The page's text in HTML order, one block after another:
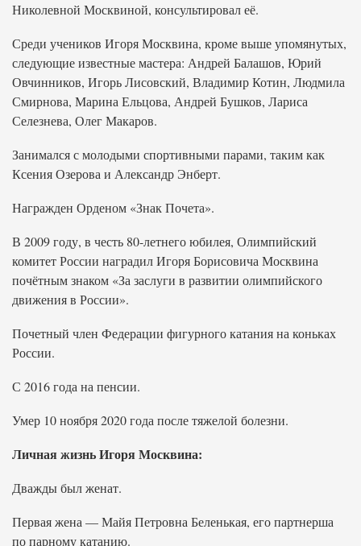
Николевной Москвиной, консультировал её.
Среди учеников Игоря Москвина, кроме выше упомянутых,
следующие известные мастера: Андрей Балашов, Юрий
Овчинников, Игорь Лисовский, Владимир Котин, Людмила
Смирнова, Марина Ельцова, Андрей Бушков, Лариса
Селезнева, Олег Макаров.
Занимался с молодыми спортивными парами, таким как
Ксения Озерова и Александр Энберт.
Награжден Орденом «Знак Почета».
В 2009 году, в честь 80-летнего юбилея, Олимпийский
комитет России наградил Игоря Борисовича Москвина
почётным знаком «За заслуги в развитии олимпийского
движения в России».
Почетный член Федерации фигурного катания на коньках
России.
С 2016 года на пенсии.
Умер 10 ноября 2020 года после тяжелой болезни.
Личная жизнь Игоря Москвина:
Дважды был женат.
Первая жена — Майя Петровна Беленькая, его партнерша
по парному катанию.